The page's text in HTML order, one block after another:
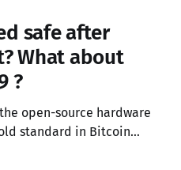
safe after
What about
?
open-source hardware
standard in Bitcoin